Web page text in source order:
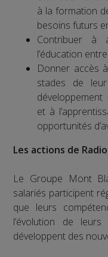
à la formation
besoins futurs
Contribuer à
l’éducation
Donner accès
stades de
et à
opportunités
Les actions de
Le Groupe Mont
salariés participent
que leurs
l’évolution de
développent des